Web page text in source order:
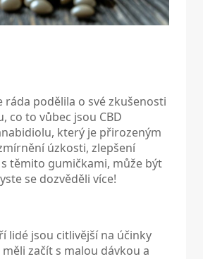
ráda podělila o své zkušenosti
co to vůbec jsou CBD
který je přirozeným
úzkosti, zlepšení
těmito gumičkami, může být
se dozvěděli více!
lidé jsou citlivější na účinky
začít s malou dávkou a